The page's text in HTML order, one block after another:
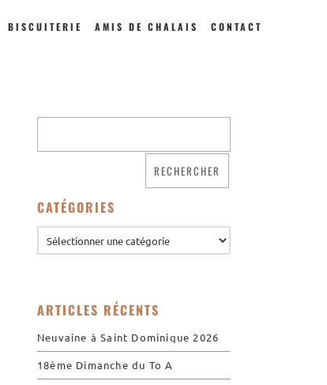
BISCUITERIE AMIS DE CHALAIS CONTACT
Qui sommes nous ?
Devenir moniale
Visite symbolique de
CATÉGORIES
ARTICLES RÉCENTS
Neuvaine à Saint Dominique 2026
18ème Dimanche du To A